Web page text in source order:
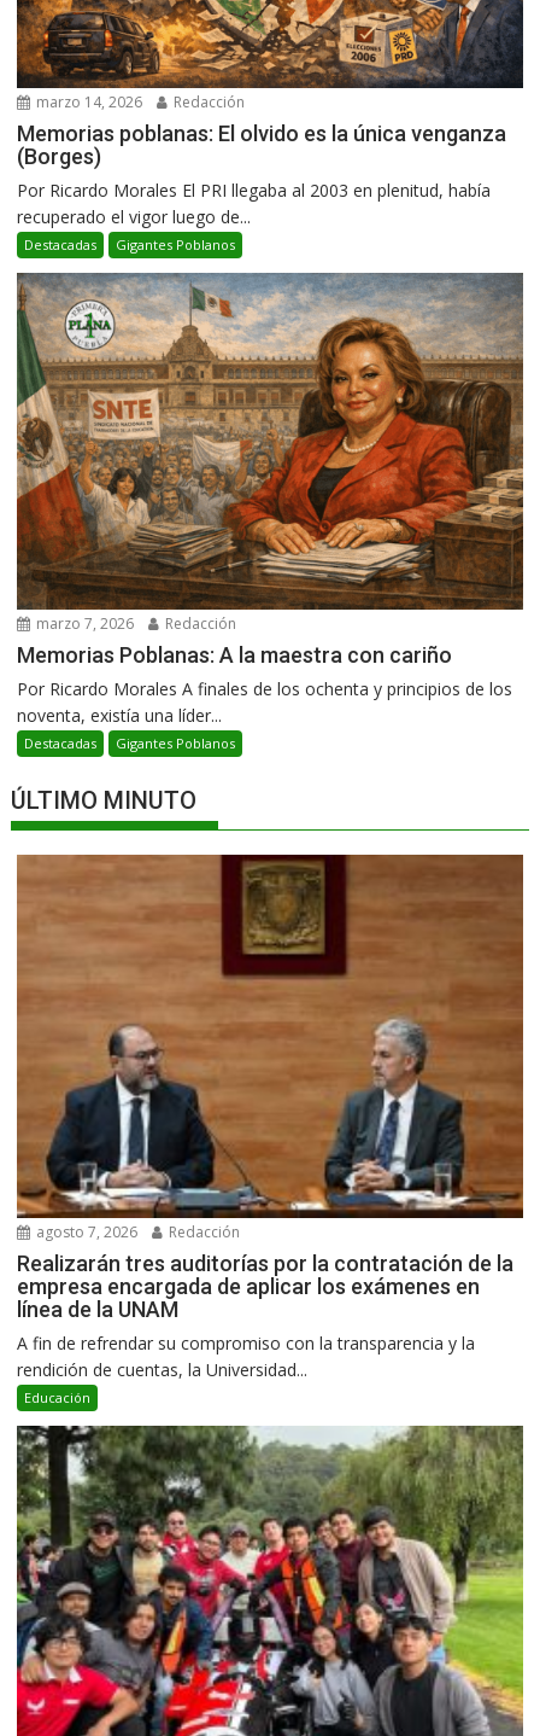
marzo 14, 2026 Redacción
Memorias poblanas: El olvido es la única venganza
(Borges)
Por Ricardo Morales El PRI llegaba al 2003 en plenitud, había
recuperado el vigor luego de...
Destacadas Gigantes Poblanos
marzo 7, 2026 Redacción
Memorias Poblanas: A la maestra con cariño
Por Ricardo Morales A finales de los ochenta y principios de los
noventa, existía una líder...
Destacadas Gigantes Poblanos
ÚLTIMO MINUTO
agosto 7, 2026 Redacción
Realizarán tres auditorías por la contratación de la
empresa encargada de aplicar los exámenes en
línea de la UNAM
A fin de refrendar su compromiso con la transparencia y la
rendición de cuentas, la Universidad...
Educación